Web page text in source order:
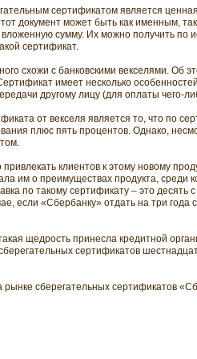
сертификатом является
документ может быть как именным,
сумму. Их можно получить по
сертификат.
схожи с банковскими векселями. Об
имеет несколько
другому лицу (для оплаты чего-
от векселя является то, что по
плюс пять процентов. Однако,
клиентов к этому новому
им о преимуществах продукта,
по такому сертификату – это
если «Сбербанку» отдать на три
щедрость принесла кредитной
сертификатов
сберегательных сертификатов